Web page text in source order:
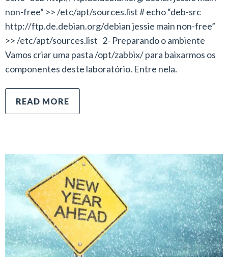
non-free” >> /etc/apt/sources.list # echo “deb-src
http://ftp.de.debian.org/debian jessie main non-free”
>> /etc/apt/sources.list 2- Preparando o ambiente
Vamos criar uma pasta /opt/zabbix/ para baixarmos os
componentes deste laboratório. Entre nela.
READ MORE